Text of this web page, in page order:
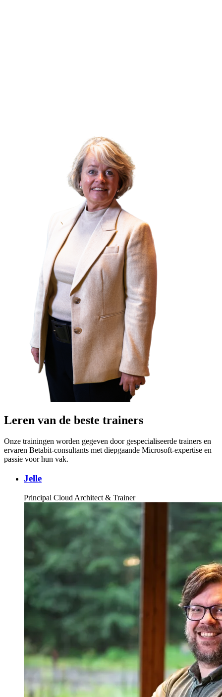
Leren van de beste trainers
Onze trainingen worden gegeven door gespecialiseerde trainers en
ervaren Betabit-consultants met diepgaande Microsoft-expertise en
passie voor hun vak.
Jelle
Principal Cloud Architect & Trainer